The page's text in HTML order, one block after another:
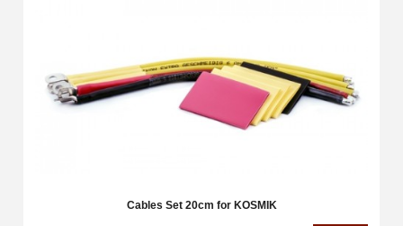
Cables Set 20cm for KOSMIK